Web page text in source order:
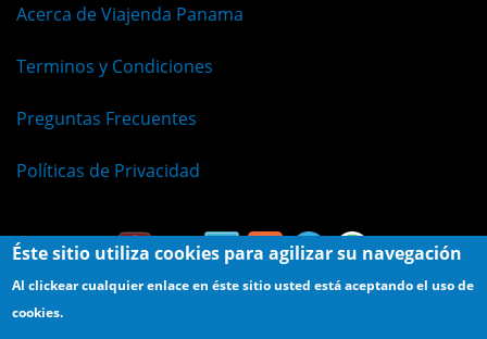
Acerca de Viajenda Panama
Terminos y Condiciones
Preguntas Frecuentes
Políticas de Privacidad
Éste sitio utiliza cookies para agilizar su navegación
Al clickear cualquier enlace en éste sitio usted está aceptando el uso de
cookies.